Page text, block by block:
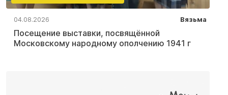
04.08.2026 Вязьма
Посещение выставки, посвящённой
Московскому народному ополчению 1941 г